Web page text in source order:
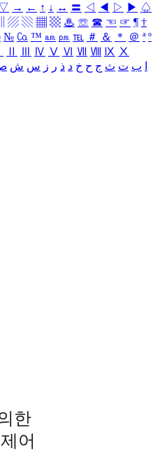
▽ → ← ↑ ↓ ↔ 〓 ◁ ◀ ▷ ▶ ♤
▨ ▧ ▦ ▩ ♨ ☏ ☎ ☜ ☞ ¶ †
№ ㏇ ™ ㏂ ㏘ ℡ ＃ ＆ ＊ ＠ ª º
Ⅳ Ⅴ Ⅵ Ⅶ Ⅷ Ⅸ Ⅹ
ب ت ث ج ح خ د ذ ر ز س ش
한
어